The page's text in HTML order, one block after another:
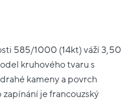
585/1000 (14kt) váží 3,50
kruhového tvaru s
kameny a povrch
zapínání je francouzský